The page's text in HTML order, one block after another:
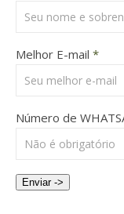
Melhor E-mail *
Número de
Enviar ->